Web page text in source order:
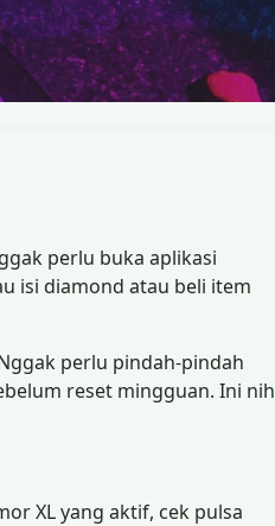
perlu buka aplikasi
isi diamond atau beli item
perlu pindah-pindah
reset mingguan. Ini nih
XL yang aktif, cek pulsa